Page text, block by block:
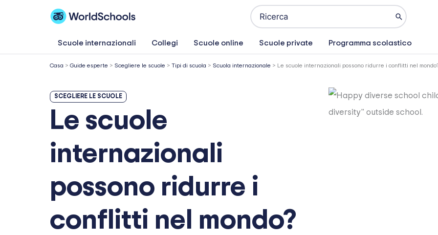
Ricerca
per:
Scuole internazionali Collegi Scuole online Scuole private Programma scolastico
Casa > Guide esperte > Scegliere le scuole > Tipi di scuola > Scuola internazionale > Le scuole internazionali possono ridurre i conflitti nel
SCEGLIERE LE SCUOLE
Le scuole
internazionali
possono ridurre i
conflitti nel mondo?